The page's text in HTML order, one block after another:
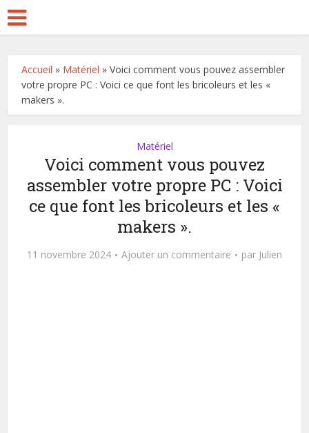
Accueil » Matériel »Voici comment vous pouvez assembler
votre propre PC : Voici ce que font les bricoleurs et les «
makers ».
Matériel
Voici comment vous pouvez
assembler votre propre PC : Voici
ce que font les bricoleurs et les «
makers ».
11 novembre 2024 Ajouter un commentaire par Julien